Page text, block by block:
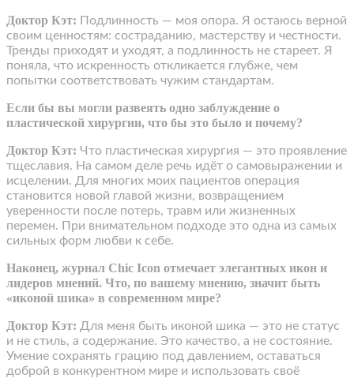
Доктор Кэт: Подлинность — моя опора. Я остаюсь верной
своим ценностям: состраданию, мастерству и честности.
Тренды приходят и уходят, а подлинность не стареет. Я
поняла, что искренность откликается глубже, чем
попытки соответствовать чужим стандартам.
Если бы вы могли развеять одно заблуждение о
пластической хирургии, что бы это было и почему?
Доктор Кэт: Что пластическая хирургия — это проявление
тщеславия. На самом деле речь идёт о самовыражении и
исцелении. Для многих моих пациентов операция
становится новой главой жизни, возвращением
уверенности после потерь, травм или жизненных
перемен. При внимательном подходе это одна из самых
сильных форм любви к себе.
Наконец, журнал Chic Icon отмечает элегантных икон и
лидеров мнений. Что, по вашему мнению, значит быть
«иконой шика» в современном мире?
Доктор Кэт: Для меня быть иконой шика — это не статус
и не стиль, а содержание. Это качество, а не состояние.
Умение сохранять грацию под давлением, оставаться
доброй в конкурентном мире и использовать своё